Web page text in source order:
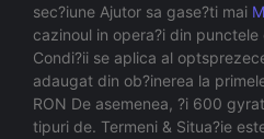
sec?iune Ajutor sa gase?ti mai
cazinoul in opera?i din punctele
Condi?ii se aplica al
adaugat din ob?inerea la
RON De asemenea, ?i 600
tipuri de. Termeni & Situa?ie